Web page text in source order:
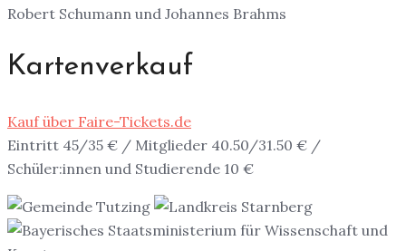
Robert Schumann und Johannes Brahms
Kartenverkauf
Kauf über Faire-Tickets.de
Eintritt 45/35 € / Mitglieder 40.50/31.50 € /
Schüler:innen und Studierende 10 €